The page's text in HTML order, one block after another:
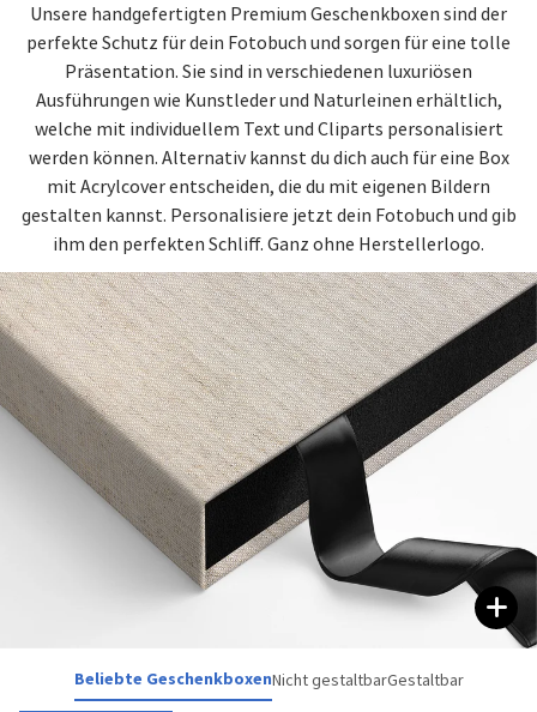
Unsere handgefertigten Premium Geschenkboxen sind der
perfekte Schutz für dein Fotobuch und sorgen für eine tolle
Präsentation. Sie sind in verschiedenen luxuriösen
Ausführungen wie Kunstleder und Naturleinen erhältlich,
welche mit individuellem Text und Cliparts personalisiert
werden können. Alternativ kannst du dich auch für eine Box
mit Acrylcover entscheiden, die du mit eigenen Bildern
gestalten kannst. Personalisiere jetzt dein Fotobuch und gib
ihm den perfekten Schliff. Ganz ohne Herstellerlogo.
Beliebte GeschenkboxenNicht gestaltbarGestaltbar